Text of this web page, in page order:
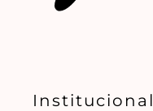
Institucional